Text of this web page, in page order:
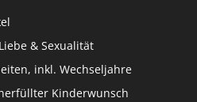
& Sexualität
inkl. Wechseljahre
Kinderwunsch